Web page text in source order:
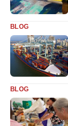
BLOG
BLOG